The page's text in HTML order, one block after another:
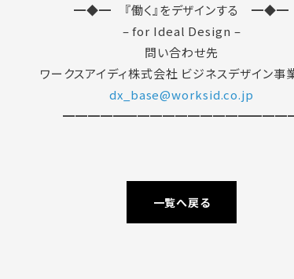
━◆━ 『働く』をデザインする ━◆━
– for Ideal Design –
問い合わせ先
ワークスアイディ株式会社 ビジネスデザイン事
dx_base@worksid.co.jp
一覧へ戻る